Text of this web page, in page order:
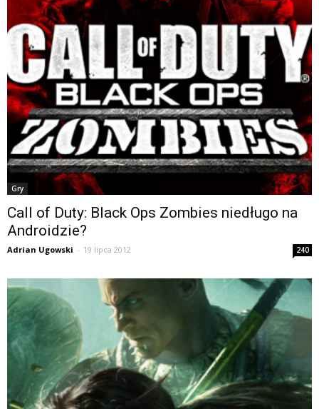
Gry
Call of Duty: Black Ops Zombies niedługo na
Androidzie?
Adrian Ugowski - 19 lipca 2012 240